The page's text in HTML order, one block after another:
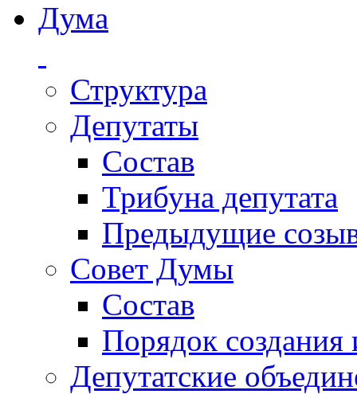
Дума
Структура
Депутаты
Состав
Трибуна депутата
Предыдущие
Совет Думы
Состав
Порядок создания
Депутатские